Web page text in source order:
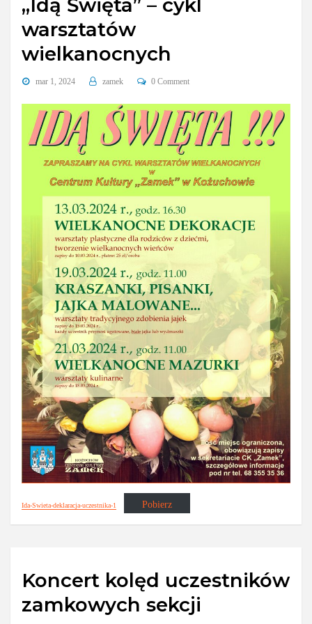
warsztatów
wielkanocnych
mar 1, 2024 zamek 0 Comment
Ida-Swieta-deklaracja-uczestnika-1 Pobierz
Koncert kolęd uczestników
zamkowych sekcji